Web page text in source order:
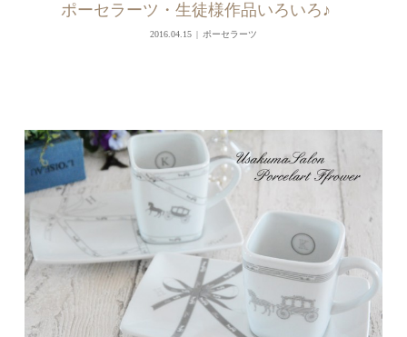
ポーセラーツ・生徒様作品いろいろ♪
2016.04.15 ポーセラーツ